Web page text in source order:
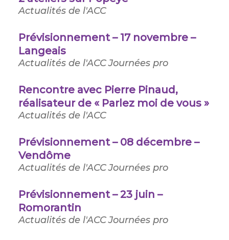
Actualités de l'ACC
Prévisionnement – 17 novembre –
Langeais
Actualités de l'ACCJournées pro
Rencontre avec Pierre Pinaud,
réalisateur de « Parlez moi de vous »
Actualités de l'ACC
Prévisionnement – 08 décembre –
Vendôme
Actualités de l'ACCJournées pro
Prévisionnement – 23 juin –
Romorantin
Actualités de l'ACCJournées pro